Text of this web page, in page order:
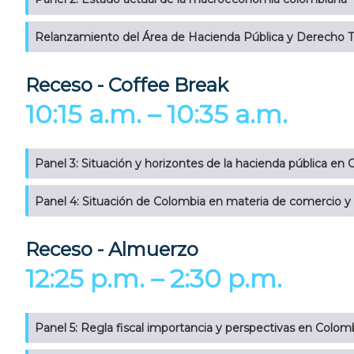
ser estratégica para ser estructural.
Con ocasión del Segundo Gran Foro, la Facultad de
Pública y Derecho Tributario, en cuya dimensión
ampliamente reconocidas.
Relanzamiento del Área de Hacienda Pública y Derecho
Receso - Coffee Break
10:15 a.m. – 10:35 a.m.
Panel 3: Situación y horizontes de la hacienda pública en
Panel 4: Situación de Colombia en materia de comercio
Receso - Almuerzo
12:25 p.m. – 2:30 p.m.
Panel 5: Regla fiscal importancia y perspectivas en